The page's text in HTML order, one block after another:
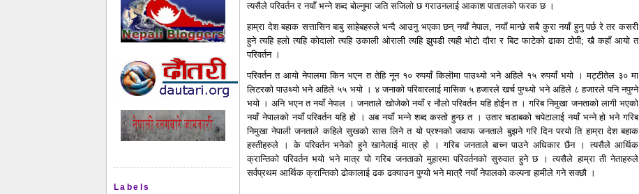
Labels
त्यसैले परिवर्तन र नयाँ भन्ने शब्द बोल्नुमा जति सजिलो छ गराउनलाई आकाश पातालको फरक छ ।
हाम्रा देश बहाक सत्तासिन बाबु साहेबहरुले भन्दै आउनु भएका छन् नयाँ नेपाल, नयाँ मान्छे सबै कुरा नयाँ हुनु पर्छ रे तर कसरी
हुने त्यहि हलो त्यहि कोदालो त्यहि उकाली ओराली त्यहि झुपडी त्यही भोटो दौरा र बिट फाटेको ढाका टोपी; खै कहाँ आयो त
परिवर्तन ।
परिवर्तन त आयो नेपालमा किन भएन त तेहि नून १० रुपयाँ किलॊमा पाउथ्यो भने अहिले १५ रुपयाँ भयो । मट्टीतेल ३० मा
लिटरको पाउथ्यो भने अहिले ५५ भयो । ४ जनाको परिवारलाई मासिक ५ हजारले खर्च पुग्थ्यो भने अहिले ८ हजारले पनि नपुग्ने
भयो । अनि भएन त नयाँ नेपाल । जनताले खोजेको नयाँ र नौलो परिवर्तन यहि होईन त । गरिब निमुखा जनताको लागी भएको
नयाँ नेपालको नयाँ परिवर्तन यहि हो । अब नयाँ भन्ने शब्द कस्तो हुन्छ त । उतार चडाबको चपेटालाई नयाँ भन्ने हो भने गरिब
निमुखा नेपाली जनताले कहिले सुखको सास लिने त यो प्रश्नको जवाफ जनताले बुझने गरि दिन परयो ति हाम्रा देश बहाक
हस्तीहरुले । के परिवर्तन भनेको हुने खानेलाई मात्र हो । गरिब जनताले बाच्न पाउने अधिकार छैन । त्यसैले आर्थिक
क्रान्तिको परिवर्तन भयो भने मात्र यो गरिब जनताको मुहारमा परिवर्तनको सुरुवात हुने छ । त्यसैले हाम्रा ती नेताहरुले
सर्वप्रथम आर्थिक क्रान्तिको ढोकालाई ढक ढक्याउन पुग्यो भने मात्रै नयाँ नेपालको कल्पना हामीले गने सक्छौ ।